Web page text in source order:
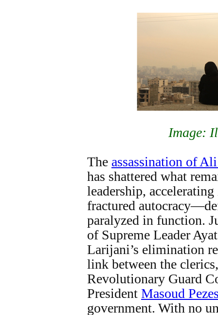
Image:
The assassination of
has shattered what
leadership,
fractured
paralyzed in function.
of Supreme Leader
Larijani’s elimination
link between the
Revolutionary Guard
President Masoud
government. With no